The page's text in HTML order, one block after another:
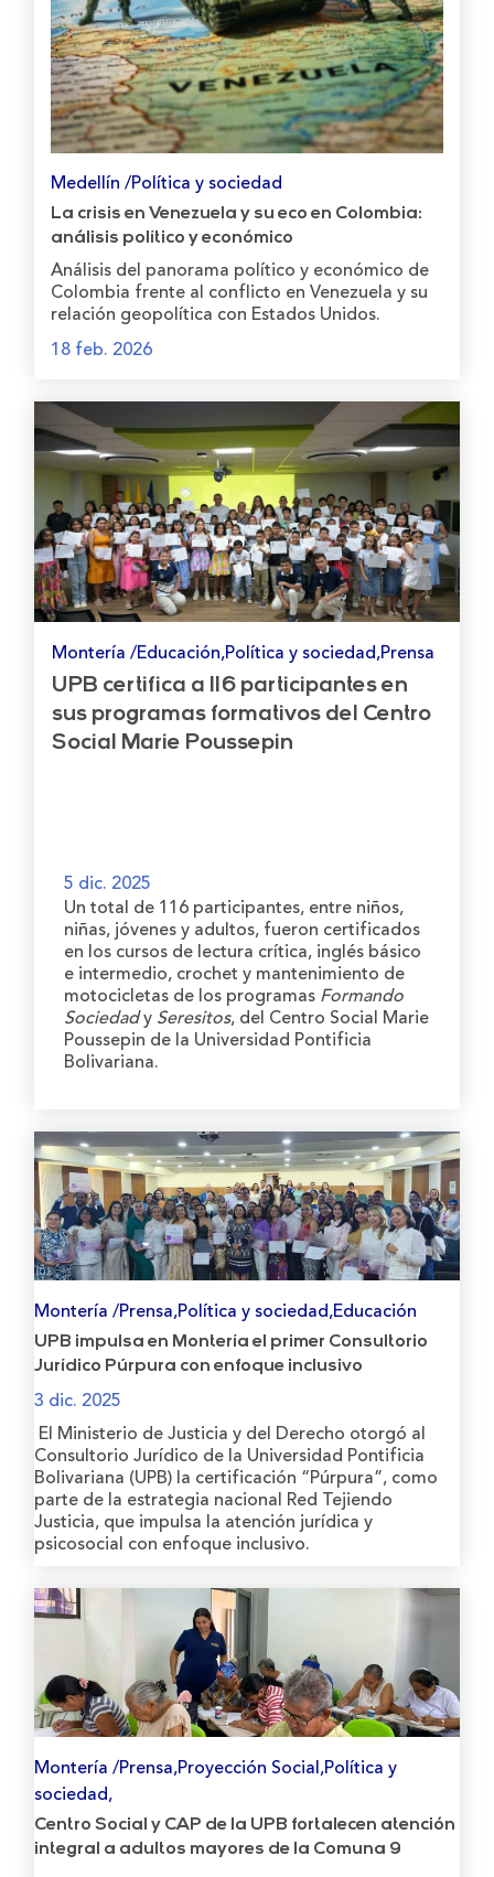
Medellín /Política y sociedad
La crisis en Venezuela y su eco en Colombia:
análisis político y económico
Análisis del panorama político y económico de
Colombia frente al conflicto en Venezuela y su
relación geopolítica con Estados Unidos.
18 feb. 2026
Montería /Educación,Política y sociedad,Prensa
UPB certifica a 116 participantes en
sus programas formativos del Centro
Social Marie Poussepin
5 dic. 2025
Un total de 116 participantes, entre niños,
niñas, jóvenes y adultos, fueron certificados
en los cursos de lectura crítica, inglés básico
e intermedio, crochet y mantenimiento de
motocicletas de los programas Formando
Sociedady Seresitos, del Centro Social Marie
Poussepin de la Universidad Pontificia
Bolivariana.
Montería /Prensa,Política y sociedad,Educación
UPB impulsa en Montería el primer Consultorio
Jurídico Púrpura con enfoque inclusivo
3 dic. 2025
El Ministerio de Justicia y del Derecho otorgó al
Consultorio Jurídico de la Universidad Pontificia
Bolivariana (UPB) la certificación “Púrpura”, como
parte de la estrategia nacional Red Tejiendo
Justicia, que impulsa la atención jurídica y
psicosocial con enfoque inclusivo.
Montería /Prensa,Proyección Social,Política y
sociedad,
Centro Social y CAP de la UPB fortalecen atención
integral a adultos mayores de la Comuna 9